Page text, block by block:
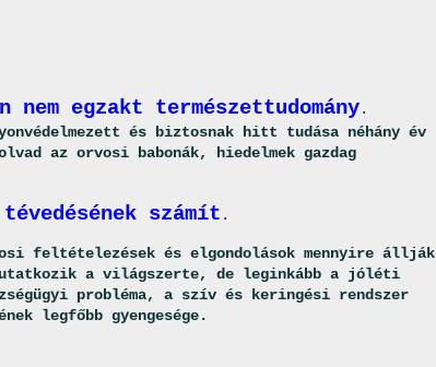
nem egzakt természettudomány.
és biztosnak hitt tudása néhány év
az orvosi babonák, hiedelmek gazdag
számít .
feltételezések és elgondolások mennyire állják
a világszerte, de leginkább a jóléti
probléma, a szív és keringési rendszer
legfőbb gyengesége.